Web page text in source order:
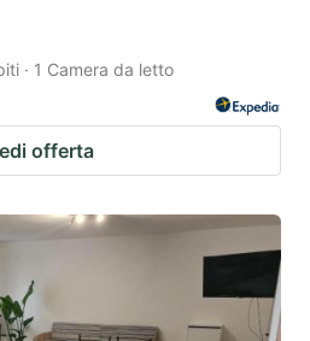
· 1 Camera da letto
offerta